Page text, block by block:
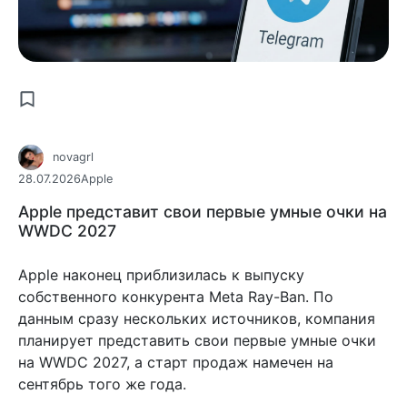
novagrl
28.07.2026Apple
Apple представит свои первые умные очки на
WWDC 2027
Apple наконец приблизилась к выпуску
собственного конкурента Meta Ray-Ban. По
данным сразу нескольких источников, компания
планирует представить свои первые умные очки
на WWDC 2027, а старт продаж намечен на
сентябрь того же года.